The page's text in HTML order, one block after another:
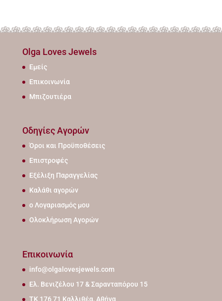
Olga Loves Jewels
Εμείς
Επικοινωνία
Μπιζουτιέρα
Οδηγίες Αγορών
Όροι και Προϋποθέσεις
Επιστροφές
Εξέλιξη Παραγγελίας
Καλάθι αγορών
ο Λογαριασμός μου
Ολοκλήρωση Αγορών
Επικοινωνία
info@olgalovesjewels.com
Ελ. Βενιζέλου 17 & Σαρανταπόρου 15
ΤΚ 176 71 Καλλιθέα, Αθήνα